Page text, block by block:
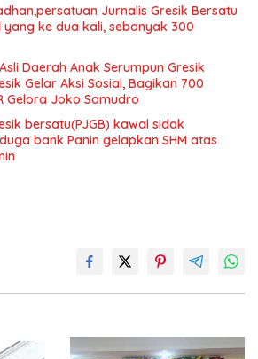
Jurnalis Gresik Bersatu
yang ke dua kali, sebanyak 300
Daerah Anak Serumpun Gresik
Gelar Aksi Sosial, Bagikan 700
Gelora Joko Samudro
bersatu(PJGB) kawal sidak
bank Panin gelapkan SHM atas